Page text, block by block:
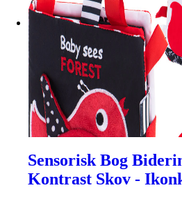
Sensorisk Bog
Kontrast Skov -